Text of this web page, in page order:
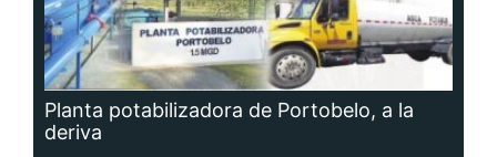
Planta potabilizadora de Portobelo, a la
deriva